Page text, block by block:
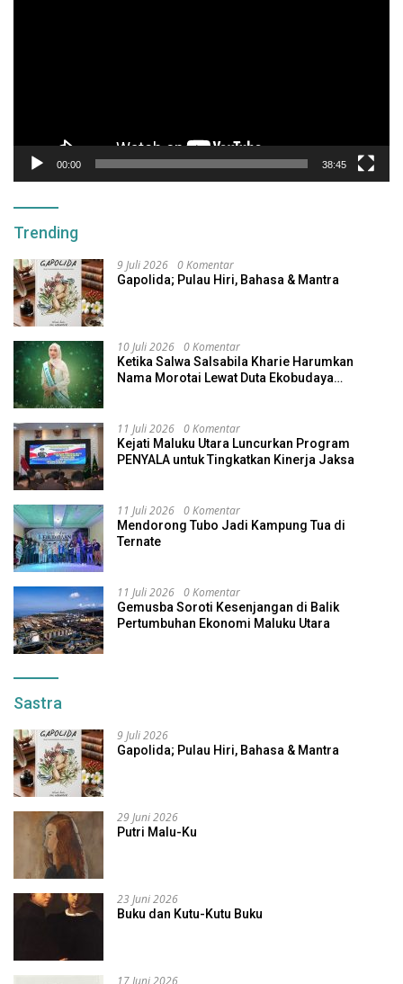
00:00 38:45
Trending
9 Juli 2026 0 Komentar
Gapolida; Pulau Hiri, Bahasa & Mantra
10 Juli 2026 0 Komentar
Ketika Salwa Salsabila Kharie Harumkan
Nama Morotai Lewat Duta Ekobudaya
11 Juli 2026 0 Komentar
Kejati Maluku Utara Luncurkan Program
PENYALA untuk Tingkatkan Kinerja Jaksa
11 Juli 2026 0 Komentar
Mendorong Tubo Jadi Kampung Tua di
Ternate
11 Juli 2026 0 Komentar
Gemusba Soroti Kesenjangan di Balik
Pertumbuhan Ekonomi Maluku Utara
Sastra
9 Juli 2026
Gapolida; Pulau Hiri, Bahasa & Mantra
29 Juni 2026
Putri Malu-Ku
23 Juni 2026
Buku dan Kutu-Kutu Buku
17 Juni 2026